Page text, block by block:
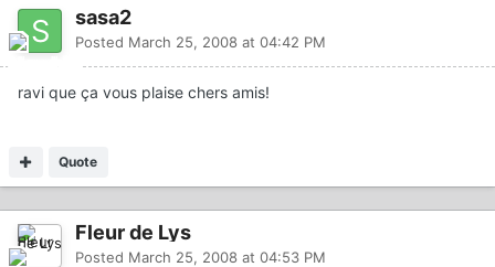
sasa2
Posted March 25, 2008 at 04:42 PM
ravi que ça vous plaise chers amis!
Quote
Fleur de Lys
Posted March 25, 2008 at 04:53 PM